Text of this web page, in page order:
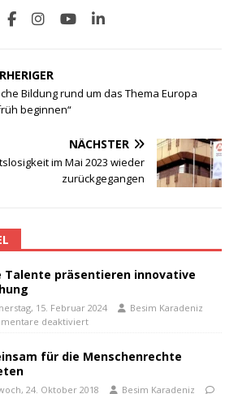
Bildung rund um das Thema Europa
beginnen“
NÄCHSTER
im Mai 2023 wieder
zurückgegangen
Talente präsentieren innovative
15. Februar 2024
Besim Karadeniz
deaktiviert
für die Menschenrechte
24. Oktober 2018 Besim Karadeniz